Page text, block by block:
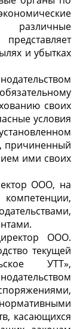
различные
и убытках
своих
условия
причиненный
ими своих
ООО, на
ООО.
текущей
УТТ»,
касающихся